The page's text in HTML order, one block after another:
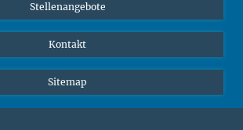
Stellenangebote
Kontakt
Sitemap